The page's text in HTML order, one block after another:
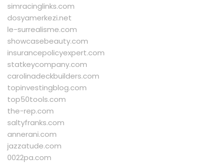
simracinglinks.com
dosyamerkezi.net
le-surrealisme.com
showcasebeauty.com
insurancepolicyexpert.com
statkeycompany.com
carolinadeckbuilders.com
topinvestingblog.com
top50tools.com
the-rep.com
saltyfranks.com
annerani.com
jazzatude.com
0022pa.com